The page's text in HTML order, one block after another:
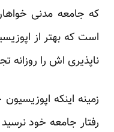
که جامعه مدنی
است که بهتر از
ناپذیری اش را روزانه
زمینه اینکه
رفتار جامعه خود